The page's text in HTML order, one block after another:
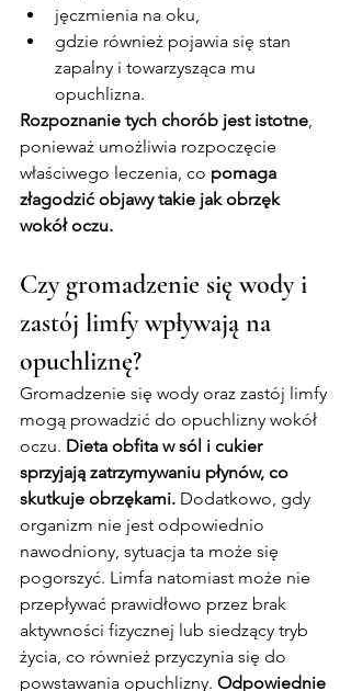
jęczmienia na oku,
gdzie również pojawia się stan
zapalny i towarzysząca mu
opuchlizna.
Rozpoznanie tych chorób jest istotne,
ponieważ umożliwia rozpoczęcie
właściwego leczenia, co pomaga
złagodzić objawy takie jak obrzęk
wokół oczu.
Czy gromadzenie się wody i
zastój limfy wpływają na
opuchliznę?
Gromadzenie się wody oraz zastój limfy
mogą prowadzić do opuchlizny wokół
oczu. Dieta obfita w sól i cukier
sprzyjają zatrzymywaniu płynów, co
skutkuje obrzękami. Dodatkowo, gdy
organizm nie jest odpowiednio
nawodniony, sytuacja ta może się
pogorszyć. Limfa natomiast może nie
przepływać prawidłowo przez brak
aktywności fizycznej lub siedzący tryb
życia, co również przyczynia się do
powstawania opuchlizny. Odpowiednie